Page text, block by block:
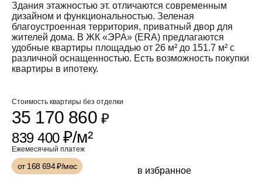
Здания этажностью эт. отличаются современным
дизайном и функциональностью. Зеленая
благоустроенная территория, приватный двор для
жителей дома. В ЖК «ЭРА» (ERA) предлагаются
удобные квартиры площадью от 26 м² до 151.7 м² с
различной оснащенностью. Есть возможность покупки
квартиры в ипотеку.
Стоимость квартиры без отделки
35 170 860₽
839 400₽/м²
Ежемесячный платеж
от 168 694₽/мес в избранное